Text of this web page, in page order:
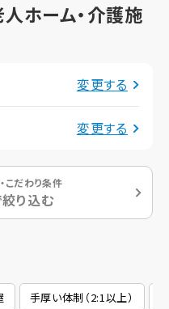
ホーム・介護施
変更する
変更する
こだわり条件
り込む
手厚い体制（2:1以上）